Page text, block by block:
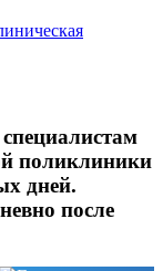
поликлиники
дней.
после